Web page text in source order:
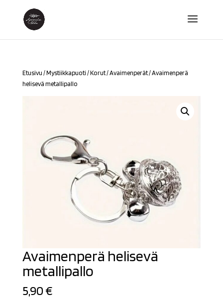
Etusivu /Mystiikkapuoti /Korut/Avaimenperät/ Avaimenperä
helisevä metallipallo
Avaimenperä helisevä
metallipallo
5,90€